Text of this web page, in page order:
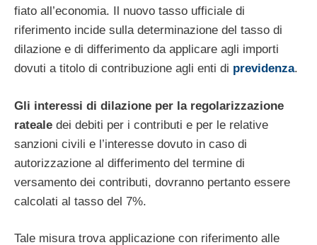
fiato all’economia. Il nuovo tasso ufficiale di
riferimento incide sulla determinazione del tasso di
dilazione e di differimento da applicare agli importi
dovuti a titolo di contribuzione agli enti di previdenza.
Gli interessi di dilazione per la regolarizzazione
rateale dei debiti per i contributi e per le relative
sanzioni civili e l’interesse dovuto in caso di
autorizzazione al differimento del termine di
versamento dei contributi, dovranno pertanto essere
calcolati al tasso del 7%.
Tale misura trova applicazione con riferimento alle